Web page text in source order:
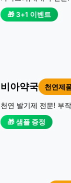
🎁 3+1 이벤트
비아약국 천연제
천연 발기제 전문! 부
🎁 샘플 증정